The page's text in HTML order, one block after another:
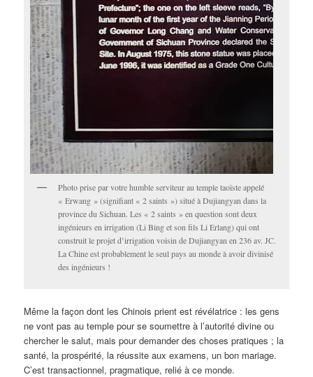
Photo prise par votre humble serviteur au temple taoïste appelé
« Erwang » (signifiant « 2 saints ») situé à Dujiangyan dans la
province du Sichuan. Les « 2 saints » en question sont deux
ingénieurs en irrigation (Li Bing et son fils Li Erlang) qui ont
construit le projet d’irrigation voisin de Dujiangyan en 236 av. JC.
La Chine est probablement le seul pays au monde à avoir divinisé
des ingénieurs !
Même la façon dont les Chinois prient est révélatrice : les gens
ne vont pas au temple pour se soumettre à l’autorité divine ou
chercher le salut, mais pour demander des choses pratiques ; la
santé, la prospérité, la réussite aux examens, un bon mariage.
C’est transactionnel, pragmatique, relié à ce monde.